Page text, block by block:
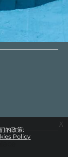
的政策:
Policy
x